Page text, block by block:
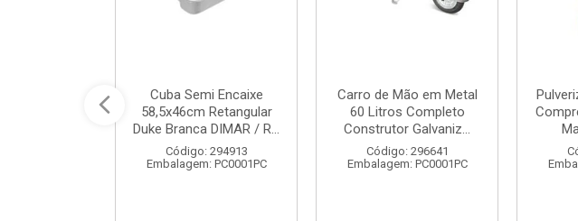
Cuba Semi Encaixe
58,5x46cm Retangular
Duke Branca DIMAR / R...
Código: 294913
Embalagem: PC0001PC
Carro de Mão em Metal
60 Litros Completo
Construtor Galvaniz...
Código: 296641
Embalagem: PC0001PC